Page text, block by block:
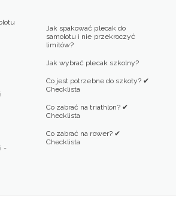
-
Jak spakować plecak do
samolotu i nie przekroczyć
limitów?
Jak wybrać plecak szkolny?
Co jest potrzebne do szkoły? ✔
Checklista
Co zabrać na triathlon? ✔
Checklista
Co zabrać na rower? ✔
Checklista